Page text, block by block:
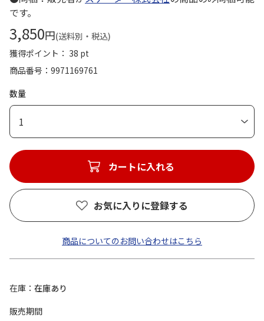
です。
3,850円(送料別・税込)
獲得ポイント： 38 pt
商品番号
9971169761
数量
1
カートに入れる
お気に入りに登録する
商品についてのお問い合わせはこちら
在庫
在庫あり
販売期間